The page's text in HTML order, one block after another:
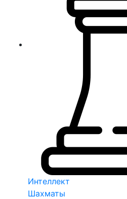
Интеллект
Шахматы